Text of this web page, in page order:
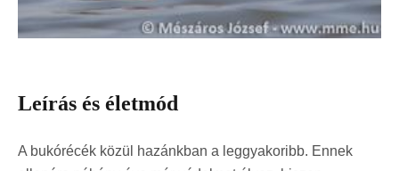
Leírás és életmód
A bukórécék közül hazánkban a leggyakoribb. Ennek